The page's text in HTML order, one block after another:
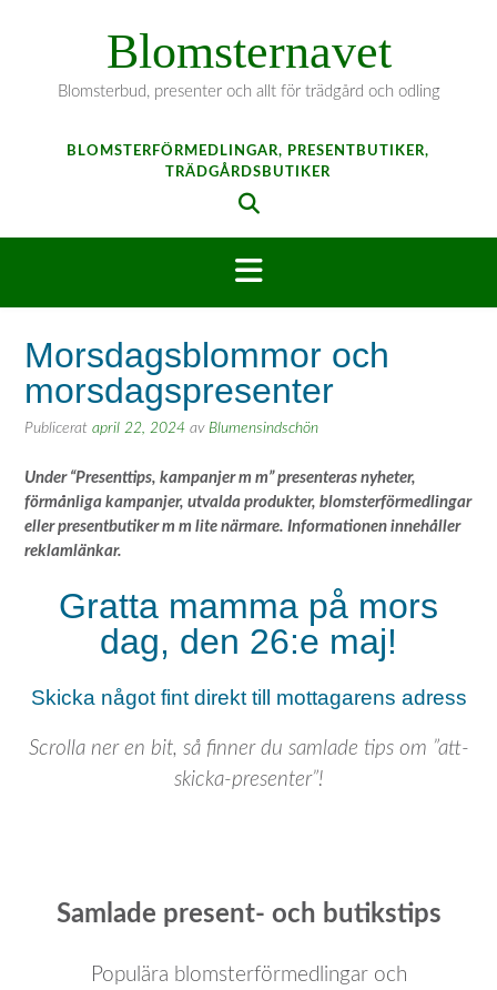
Blomsternavet
Blomsterbud, presenter och allt för trädgård och odling
BLOMSTERFÖRMEDLINGAR, PRESENTBUTIKER,
TRÄDGÅRDSBUTIKER
Morsdagsblommor och
morsdagspresenter
Publicerat april 22, 2024 av Blumensindschön
Under “Presenttips, kampanjer m m” presenteras nyheter,
förmånliga kampanjer, utvalda produkter, blomsterförmedlingar
eller presentbutiker m m lite närmare. Informationen innehåller
reklamlänkar.
Gratta mamma på mors
dag, den 26:e maj!
Skicka något fint direkt till mottagarens adress
Scrolla ner en bit, så finner du samlade tips om ”att-
skicka-presenter”!
Samlade present- och butikstips
Populära blomsterförmedlingar och